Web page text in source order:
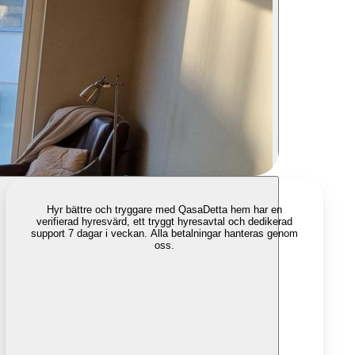
Hyr bättre och tryggare med QasaDetta hem har en
verifierad hyresvärd, ett tryggt hyresavtal och dedikerad
support 7 dagar i veckan. Alla betalningar hanteras genom
oss.